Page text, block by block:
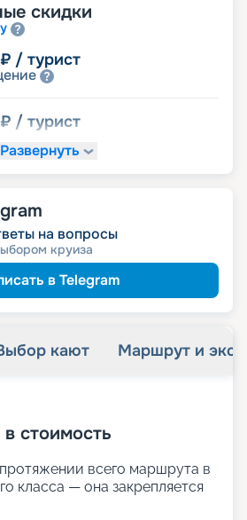
скидки
₽ / турист
₽ / турист
силовых
семьям
Развернуть
на вопросы
круиза
в Telegram
кают Маршрут и
стоимость
всего маршрута в
класса — она закрепляется